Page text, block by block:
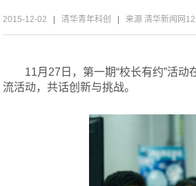
2015-12-02 清华青年科创 来源 清华新闻网12
11月27日，第一期“校长有约”活
流活动，共话创新与挑战。